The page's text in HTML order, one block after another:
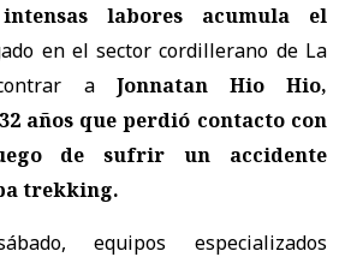
labores acumula el
en el sector cordillerano de La
a Jonnatan Hio Hio,
años que perdió contacto con
de sufrir un accidente
trekking.
equipos especializados